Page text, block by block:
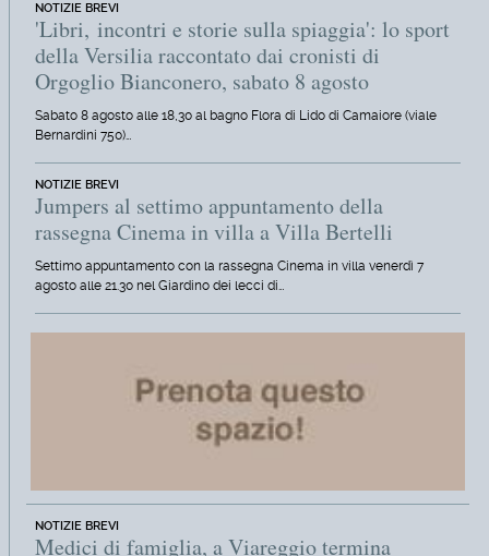
NOTIZIE BREVI
'Libri, incontri e storie sulla spiaggia': lo sport
della Versilia raccontato dai cronisti di
Orgoglio Bianconero, sabato 8 agosto
Sabato 8 agosto alle 18,30 al bagno Flora di Lido di Camaiore (viale
Bernardini 750)…
NOTIZIE BREVI
Jumpers al settimo appuntamento della
rassegna Cinema in villa a Villa Bertelli
Settimo appuntamento con la rassegna Cinema in villa venerdì 7
agosto alle 21.30 nel Giardino dei lecci di…
NOTIZIE BREVI
Medici di famiglia, a Viareggio termina